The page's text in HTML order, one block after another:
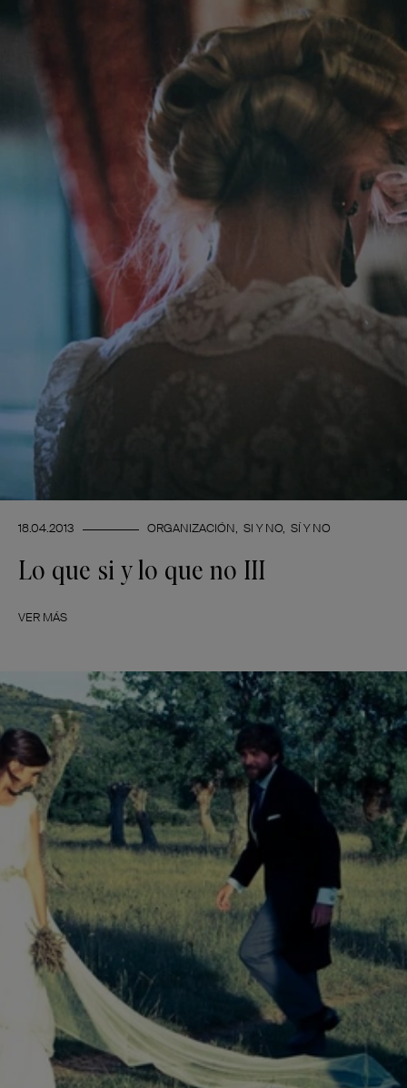
18.04.2013 ORGANIZACIÓN SI Y NO SÍ Y NO
Lo que si y lo que no III
VER MÁS